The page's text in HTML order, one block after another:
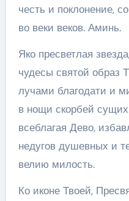
честь и поклонение,
во веки веков. Аминь.
Яко пресветлая
чудесы святой образ
лучами благодати и
в нощи скорбей
всеблагая Дево,
недугов душевных и
велию милость.
Ко иконе Твоей,